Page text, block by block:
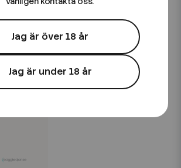
79 kr
Jag är över 18 år
Jag är under 18 år